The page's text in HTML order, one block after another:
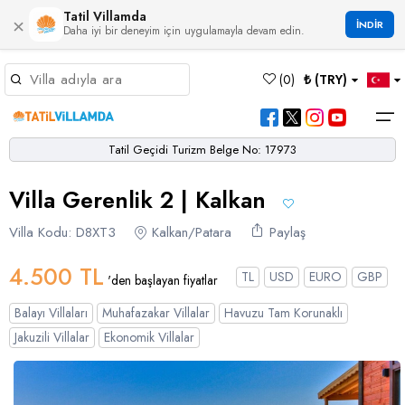
× Tatil Villamda
Daha iyi bir deneyim için uygulamayla devam edin. İNDİR
(0) ₺ (TRY)
Hakkımızda
Bölgeler
Bölgeler
Bodrum
Turgutreis
Çeşme
Alaçatı
Germiyan
Dalaman
Dalyan
Çalış
Çamköy
Çatalarık
Çiftlik
Bornova
Akbel
Bezirgan
Çavdır
Çayköy
Hacıoğlan
Ağullu
Bayındır
Çukurbağ
Gökçeören
Çamlı
Selimiye
Boğaziçi
Eşen
Karadere
Yakabağ
Villa Seçeneklerimiz
Villa Seçeneklerimiz
Balayı Villaları
Çift Jakuzili Villalar
Çocuk Havuzlu Villalar
Çocuk Oyun Alanı Olan Villalar
Blog
Tatil Geçidi Turizm Belge No: 17973
Villa Gerenlik 2 | Kalkan
Villa Kodu: D8XT3 Kalkan/Patara Paylaş
4.500 TL 'den başlayan fiyatlar TL USD EURO
GBP
Balayı Villaları
Muhafazakar Villalar
Havuzu Tam Korunaklı
Jakuzili Villalar
Ekonomik Villalar
Dil Seçiniz
German Italian
Kur Seçiniz
Türk Lirası
TRY- TL
EURO
EUR- €
Dolar
USD
GBP- £
Favorilerim
Müsaitlik Takvimi
Müsaitlik Takvimi >